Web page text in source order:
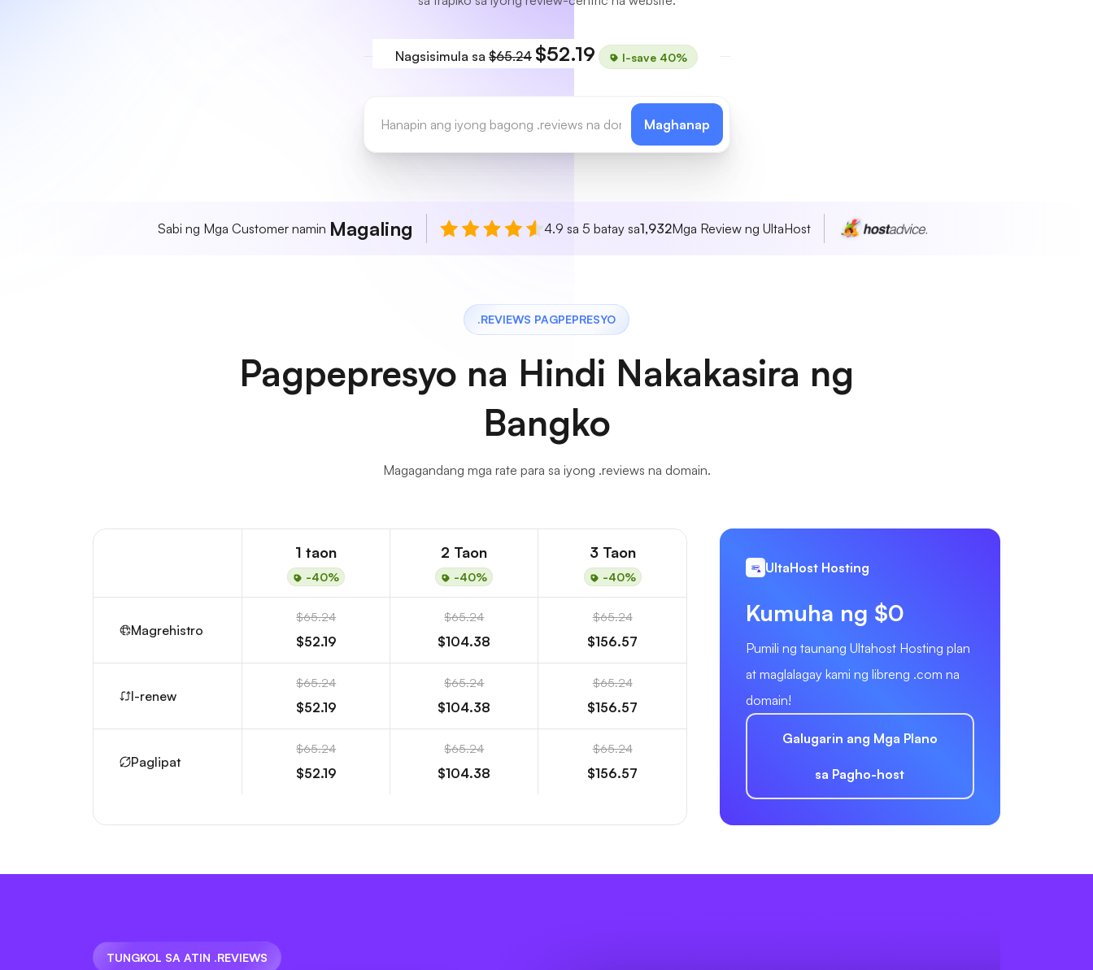
Nagsisimula sa $65.24 $52.19 I-save 40%
Maghanap
Sabi ng Mga Customer namin Magaling 4.9 sa 5 batay sa1,932Mga Review ng UltaHost
.REVIEWS PAGPEPRESYO
Pagpepresyo na Hindi Nakakasira ng
Bangko
Magagandang mga rate para sa iyong .reviews na domain.
1 taon
-40%
2 Taon
-40%
3 Taon
-40%
Magrehistro
$65.24
$52.19
$65.24
$104.38
$65.24
$156.57
I-renew
$65.24
$52.19
$65.24
$104.38
$65.24
$156.57
Paglipat
$65.24
$52.19
$65.24
$104.38
$65.24
$156.57
UltaHost Hosting
Kumuha ng $0
Pumili ng taunang Ultahost Hosting plan
at maglalagay kami ng libreng .com na
domain!
Galugarin ang Mga Plano
sa Pagho-host
TUNGKOL SA ATIN .REVIEWS